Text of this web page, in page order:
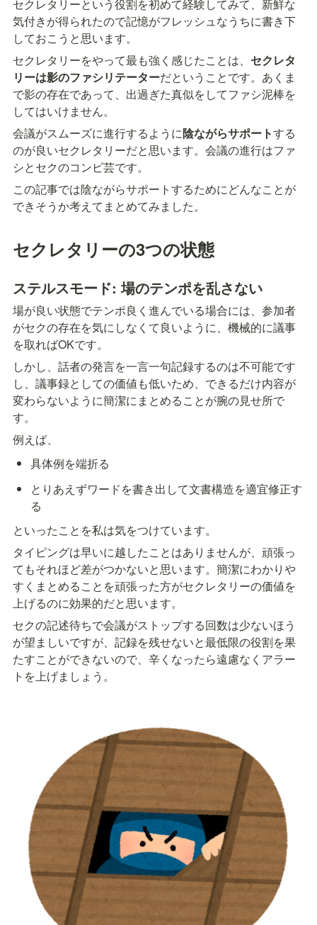
セクレタリーという役割を初めて経験してみて、新鮮な
気付きが得られたので記憶がフレッシュなうちに書き下
しておこうと思います。
セクレタリーをやって最も強く感じたことは、 セクレタ
リーは影のファシリテーターだということです。あくま
で影の存在であって、出過ぎた真似をしてファシ泥棒を
してはいけません。
会議がスムーズに進行するように陰ながらサポートする
のが良いセクレタリーだと思います。会議の進行はファ
シとセクのコンビ芸です。
この記事では陰ながらサポートするためにどんなことが
できそうか考えてまとめてみました。
セクレタリーの3つの状態
ステルスモード: 場のテンポを乱さない
場が良い状態でテンポ良く進んでいる場合には、参加者
がセクの存在を気にしなくて良いように、機械的に議事
を取ればOKです。
しかし、話者の発言を一言一句記録するのは不可能です
し、議事録としての価値も低いため、できるだけ内容が
変わらないように簡潔にまとめることが腕の見せ所で
す。
例えば、
具体例を端折る
とりあえずワードを書き出して文書構造を適宜修正す
る
といったことを私は気をつけています。
タイピングは早いに越したことはありませんが、頑張っ
てもそれほど差がつかないと思います。簡潔にわかりや
すくまとめることを頑張った方がセクレタリーの価値を
上げるのに効果的だと思います。
セクの記述待ちで会議がストップする回数は少ないほう
が望ましいですが、記録を残せないと最低限の役割を果
たすことができないので、辛くなったら遠慮なくアラー
トを上げましょう。